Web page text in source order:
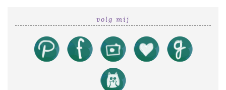
volg mij